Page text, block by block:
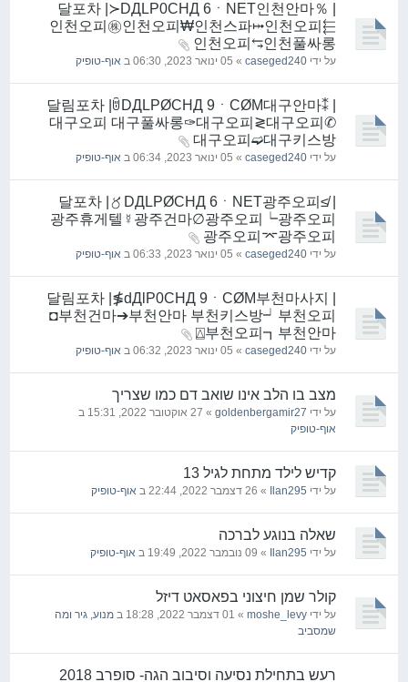
| 달포차 |≻DДLP0CHД 6ㆍNET인천안마％
인천오피㊑인천오피₩인천스파⤠인천오피⬱
인천오피⥃인천풀싸롱
על ידיcaseged240 » 05 ינואר 2023, 06:30 ב אוף-טופיק
| 달림포차 |ꌇDДLPØCHД 9ㆍCØM대구안마⁑
대구오피 대구풀싸롱✑대구오피≷대구오피✆
대구오피➫대구키스방
על ידיcaseged240 » 05 ינואר 2023, 06:34 ב אוף-טופיק
| 달포차 |〥DДLPØCHД 6ㆍNET광주오피≰
광주휴게텔☿광주건마∅광주오피┕광주오피
광주오피⌤광주오피
על ידיcaseged240 » 05 ינואר 2023, 06:33 ב אוף-טופיק
| 달림포차 |≸dДlP0CHД 9ㆍCØM부천마사지
◘부천건마➔부천안마 부천키스방┙부천오피
⍍부천오피┓부천안마
על ידיcaseged240 » 05 ינואר 2023, 06:32 ב אוף-טופיק
מצב בו הלב אינו שואב דם כמו שצריך
על ידי goldenbergamir27 » 27 אוקטובר 2022, 15:31 ב
אוף-טופיק
קדיש לילד מתחת לגיל 13
על ידי Ilan295 » 26 דצמבר 2022, 22:44 ב אוף-טופיק
שאלה בנוגע לברכה
על ידי Ilan295 » 09 נובמבר 2022, 19:49 ב אוף-טופיק
קולר שמן חיצוני בפאסאט דיזל
על ידיmoshe_levy » 01 דצמבר 2022, 18:28 ב
מנוע, גיר ומה
שמסביב
רעש בתחילת נסיעה וסיבוב הגה- סופרב 2018